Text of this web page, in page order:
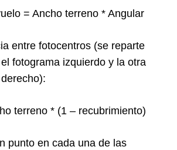
= Ancho terreno * Angular
entre fotocentros (se reparte
fotograma izquierdo y la otra
terreno * (1 – recubrimiento)
punto en cada una de las